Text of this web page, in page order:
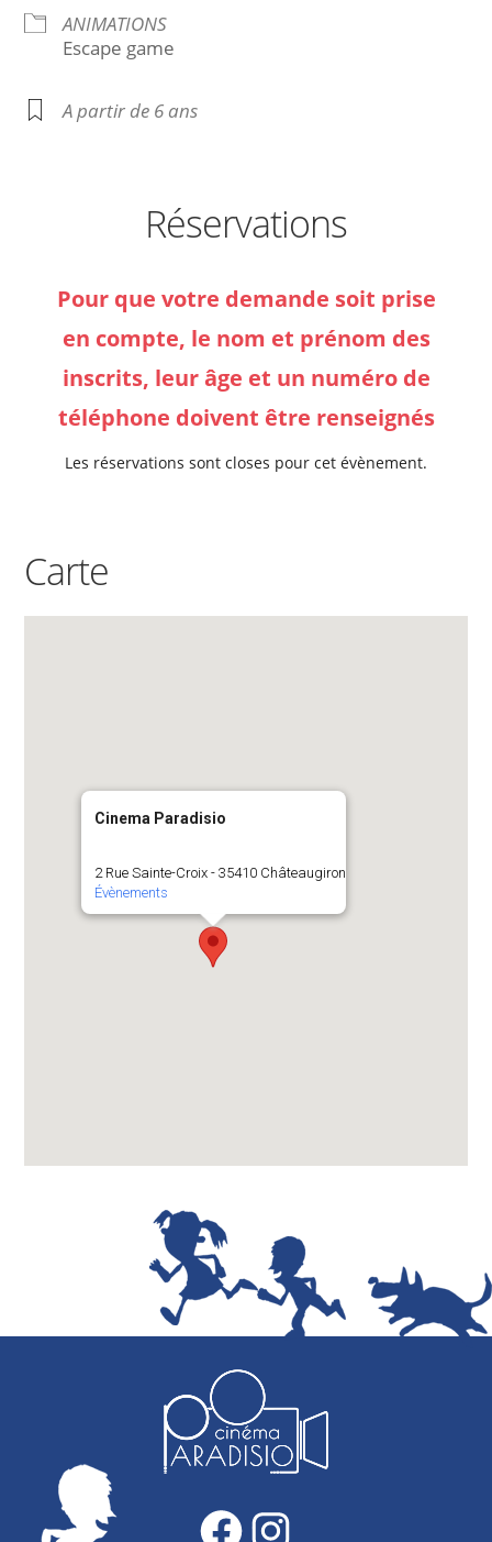
ANIMATIONS
Escape game
A partir de 6 ans
Réservations
Pour que votre demande soit prise
en compte, le nom et prénom des
inscrits, leur âge et un numéro de
téléphone doivent être renseignés
Les réservations sont closes pour cet évènement.
Carte
Cinema Paradisio
2 Rue Sainte-Croix - 35410 Châteaugiron
Évènements